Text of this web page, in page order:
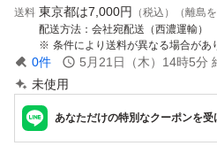
送料 東京都は7,000円
（税込）（離島を
配送方法
条件により送料が異なる場合があ
0件 5月21日（木）14時5分
未使用
あなただけの特別なクーポンを受